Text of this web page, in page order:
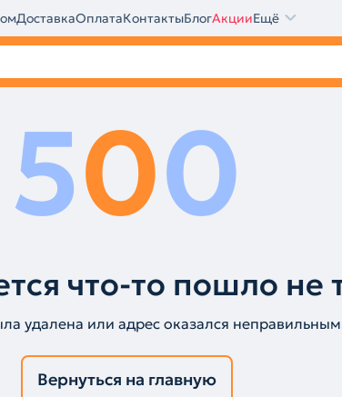
ДоставкаОплатаКонтактыБлогАкцииЕщё
500
что-то пошло не
удалена или адрес оказался
Вернуться на главную